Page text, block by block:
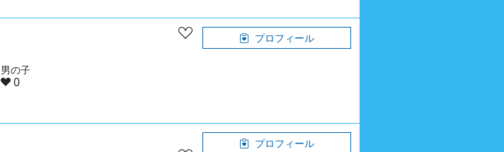
男の子
0
プロフィール
プロフィール